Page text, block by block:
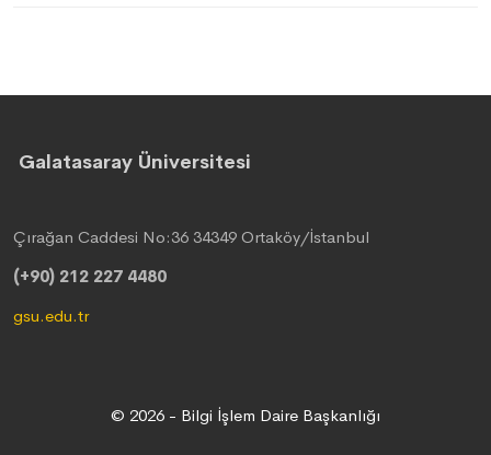
Galatasaray Üniversitesi
Çırağan Caddesi No:36 34349 Ortaköy/İstanbul
(+90) 212 227 4480
gsu.edu.tr
© 2026 - Bilgi İşlem Daire Başkanlığı